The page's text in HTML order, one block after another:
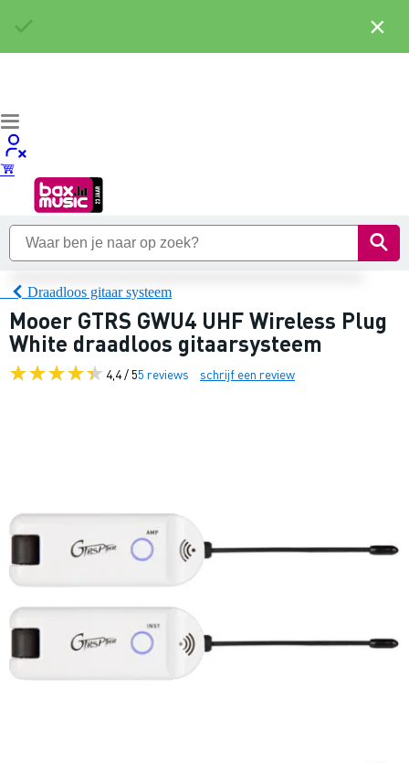
Draadloos gitaar systeem
Mooer GTRS GWU4 UHF Wireless Plug
White draadloos gitaarsysteem
4,4 / 55 reviews schrijf een review
×